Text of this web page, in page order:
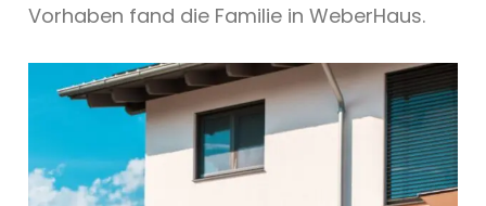
Vorhaben fand die Familie in WeberHaus.